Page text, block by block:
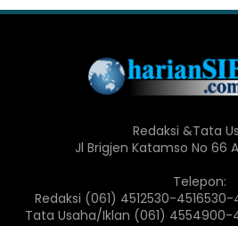
Redaksi &Tata
Jl Brigjen Katamso No 66
Telepon:
Redaksi (061) 4512530-4516530-
Tata Usaha/Iklan (061)